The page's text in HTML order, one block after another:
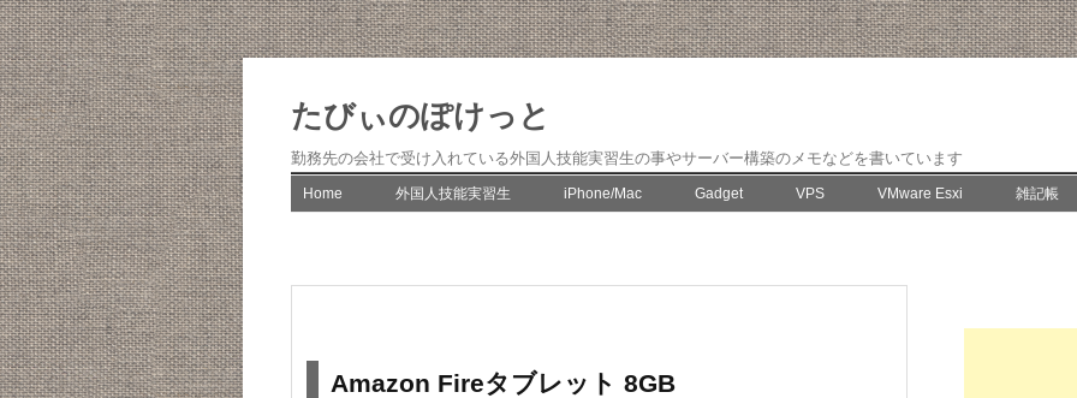
たびぃのぽけっと
勤務先の会社で受け入れている外国人技能実習生の事やサーバー構築のメモなどを書いています
ン
テ
移
Home 外国人技能実習生
二期生の実習生日記
四期生の実習生日記
iPhone/Mac Gadget VPS VMware Esxi
CentOS
雑記帳
Amazon Fireタブレット 8GB